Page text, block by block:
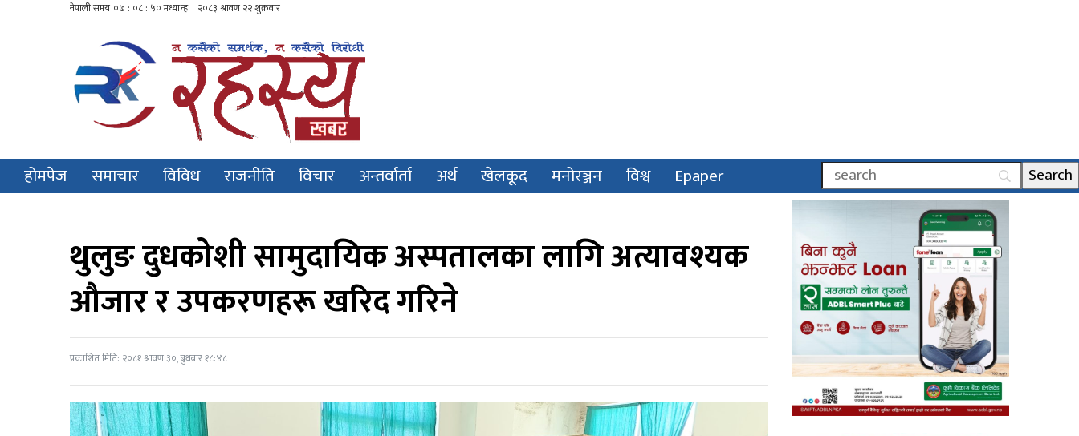
होमपेज समाचार विविध राजनीति विचार अन्तर्वार्ता अर्थ खेलकूद मनोरञ्जन विश्व Epaper
थुलुङ दुधकोशी सामुदायिक अस्पतालका लागि अत्यावश्यक
औजार र उपकरणहरू खरिद गरिने
प्रकाशित मिति: २०८१ श्रावण ३०, बुधबार १८:४८